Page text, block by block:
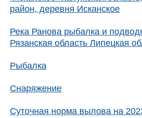
район, деревня Исканское
Река Ранова рыбалка и
Рязанская область Липецкая
Рыбалка
Снаряжение
Суточная норма вылова на